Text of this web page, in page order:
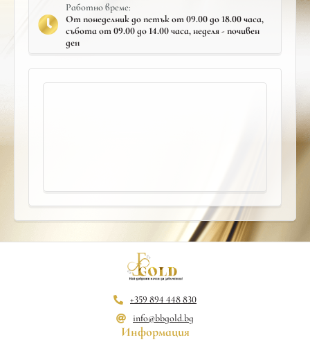
Работно време:
От понеделник до петък от 09.00 до 18.00 часа,
събота от 09.00 до 14.00 часа, неделя - почивен
ден
+359 894 448 830
info@bbgold.bg
Информация